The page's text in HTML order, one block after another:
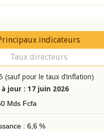
indicateurs
Taux directeurs
(sauf pour le taux d’inflation)
jour : 17 juin 2026
Mds Fcfa
: 6,6 %